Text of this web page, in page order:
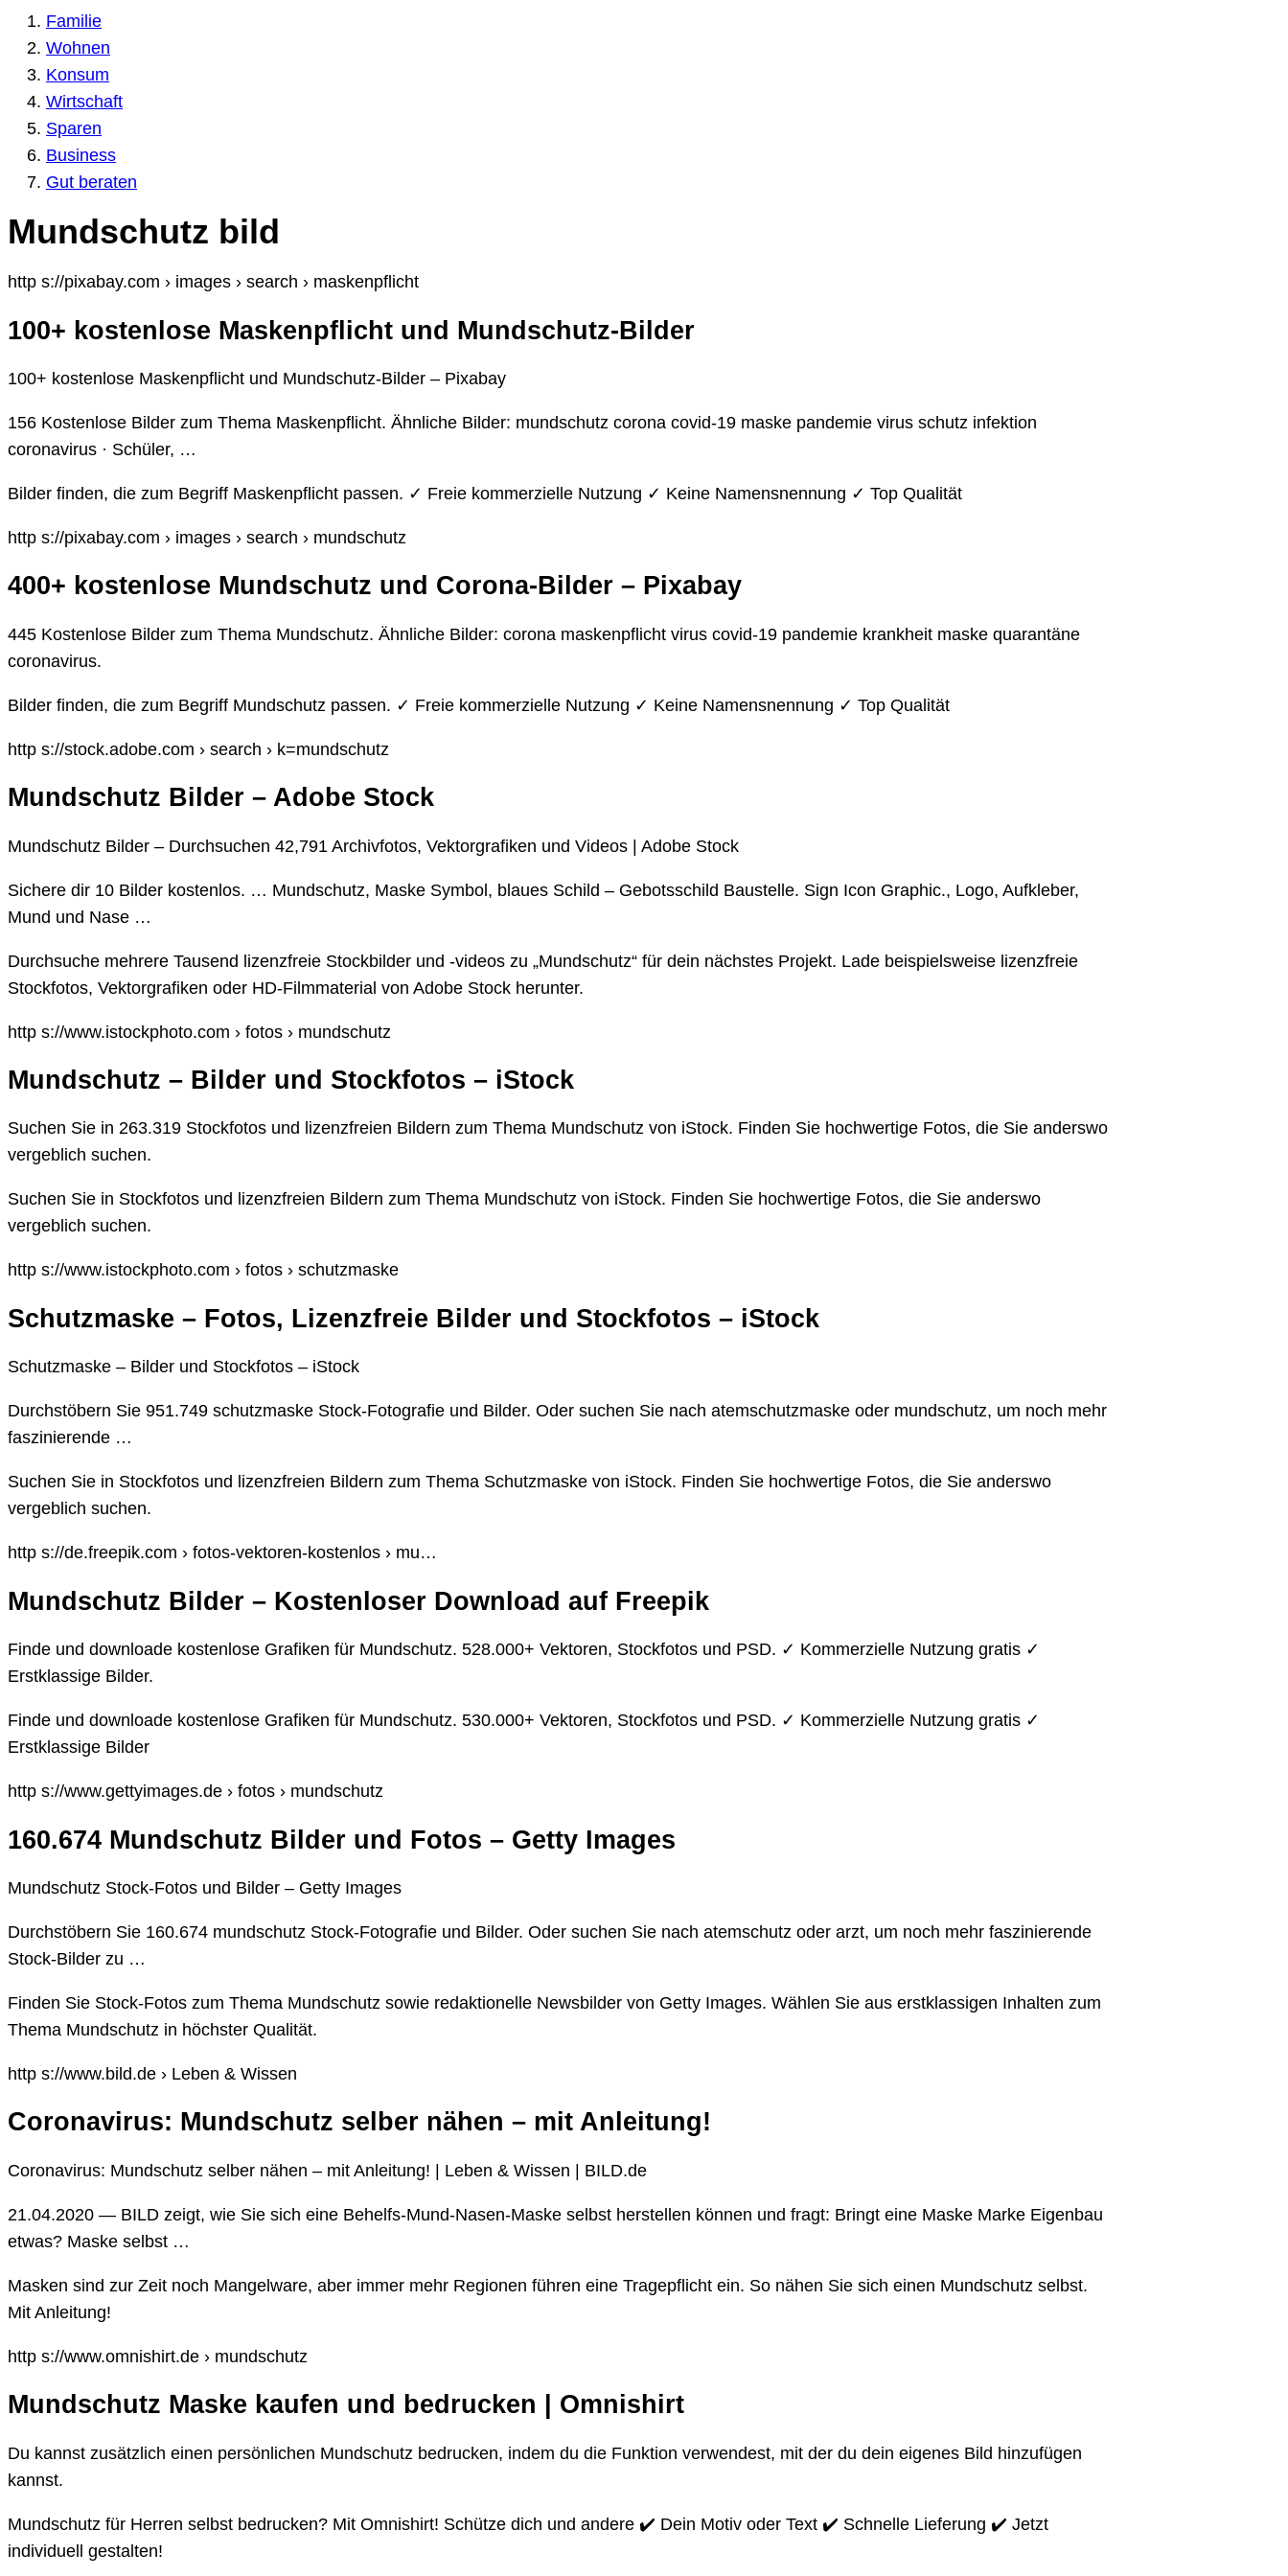
Familie
Wohnen
Konsum
Wirtschaft
Sparen
Business
Gut beraten
Mundschutz bild
http s://pixabay.com › images › search › maskenpflicht
100+ kostenlose Maskenpflicht und Mundschutz-Bilder
100+ kostenlose Maskenpflicht und Mundschutz-Bilder – Pixabay
156 Kostenlose Bilder zum Thema Maskenpflicht. Ähnliche Bilder: mundschutz corona covid-19 maske pandemie virus schutz infektion
coronavirus · Schüler, …
Bilder finden, die zum Begriff Maskenpflicht passen. ✓ Freie kommerzielle Nutzung ✓ Keine Namensnennung ✓ Top Qualität
http s://pixabay.com › images › search › mundschutz
400+ kostenlose Mundschutz und Corona-Bilder – Pixabay
445 Kostenlose Bilder zum Thema Mundschutz. Ähnliche Bilder: corona maskenpflicht virus covid-19 pandemie krankheit maske quarantäne
coronavirus.
Bilder finden, die zum Begriff Mundschutz passen. ✓ Freie kommerzielle Nutzung ✓ Keine Namensnennung ✓ Top Qualität
http s://stock.adobe.com › search › k=mundschutz
Mundschutz Bilder – Adobe Stock
Mundschutz Bilder – Durchsuchen 42,791 Archivfotos, Vektorgrafiken und Videos | Adobe Stock
Sichere dir 10 Bilder kostenlos. … Mundschutz, Maske Symbol, blaues Schild – Gebotsschild Baustelle. Sign Icon Graphic., Logo, Aufkleber,
Mund und Nase …
Durchsuche mehrere Tausend lizenzfreie Stockbilder und -videos zu „Mundschutz“ für dein nächstes Projekt. Lade beispielsweise lizenzfreie
Stockfotos, Vektorgrafiken oder HD-Filmmaterial von Adobe Stock herunter.
http s://www.istockphoto.com › fotos › mundschutz
Mundschutz – Bilder und Stockfotos – iStock
Suchen Sie in 263.319 Stockfotos und lizenzfreien Bildern zum Thema Mundschutz von iStock. Finden Sie hochwertige Fotos, die Sie anderswo
vergeblich suchen.
Suchen Sie in Stockfotos und lizenzfreien Bildern zum Thema Mundschutz von iStock. Finden Sie hochwertige Fotos, die Sie anderswo
vergeblich suchen.
http s://www.istockphoto.com › fotos › schutzmaske
Schutzmaske – Fotos, Lizenzfreie Bilder und Stockfotos – iStock
Schutzmaske – Bilder und Stockfotos – iStock
Durchstöbern Sie 951.749 schutzmaske Stock-Fotografie und Bilder. Oder suchen Sie nach atemschutzmaske oder mundschutz, um noch mehr
faszinierende …
Suchen Sie in Stockfotos und lizenzfreien Bildern zum Thema Schutzmaske von iStock. Finden Sie hochwertige Fotos, die Sie anderswo
vergeblich suchen.
http s://de.freepik.com › fotos-vektoren-kostenlos › mu…
Mundschutz Bilder – Kostenloser Download auf Freepik
Finde und downloade kostenlose Grafiken für Mundschutz. 528.000+ Vektoren, Stockfotos und PSD. ✓ Kommerzielle Nutzung gratis ✓
Erstklassige Bilder.
Finde und downloade kostenlose Grafiken für Mundschutz. 530.000+ Vektoren, Stockfotos und PSD. ✓ Kommerzielle Nutzung gratis ✓
Erstklassige Bilder
http s://www.gettyimages.de › fotos › mundschutz
160.674 Mundschutz Bilder und Fotos – Getty Images
Mundschutz Stock-Fotos und Bilder – Getty Images
Durchstöbern Sie 160.674 mundschutz Stock-Fotografie und Bilder. Oder suchen Sie nach atemschutz oder arzt, um noch mehr faszinierende
Stock-Bilder zu …
Finden Sie Stock-Fotos zum Thema Mundschutz sowie redaktionelle Newsbilder von Getty Images. Wählen Sie aus erstklassigen Inhalten zum
Thema Mundschutz in höchster Qualität.
http s://www.bild.de › Leben & Wissen
Coronavirus: Mundschutz selber nähen – mit Anleitung!
Coronavirus: Mundschutz selber nähen – mit Anleitung! | Leben & Wissen | BILD.de
21.04.2020 — BILD zeigt, wie Sie sich eine Behelfs-Mund-Nasen-Maske selbst herstellen können und fragt: Bringt eine Maske Marke Eigenbau
etwas? Maske selbst …
Masken sind zur Zeit noch Mangelware, aber immer mehr Regionen führen eine Tragepflicht ein. So nähen Sie sich einen Mundschutz selbst.
Mit Anleitung!
http s://www.omnishirt.de › mundschutz
Mundschutz Maske kaufen und bedrucken | Omnishirt
Du kannst zusätzlich einen persönlichen Mundschutz bedrucken, indem du die Funktion verwendest, mit der du dein eigenes Bild hinzufügen
kannst.
Mundschutz für Herren selbst bedrucken? Mit Omnishirt! Schütze dich und andere ✔️ Dein Motiv oder Text ✔️ Schnelle Lieferung ✔️ Jetzt
individuell gestalten!